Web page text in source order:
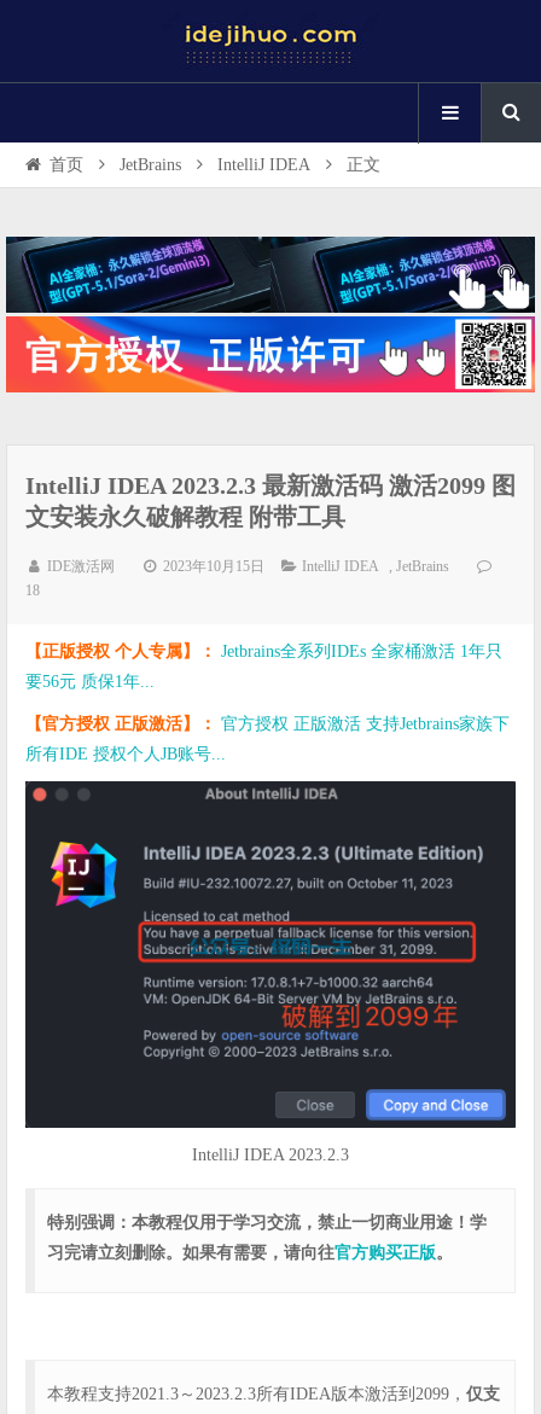
首页 JetBrains IntelliJ IDEA 正文
IntelliJ IDEA 2023.2.3 最新激活码 激活2099 图
文安装永久破解教程 附带工具
IDE激活网 2023年10月15日 IntelliJ IDEA ,JetBrains
18
【正版授权 个人专属】： Jetbrains全系列IDEs 全家桶激活 1年只
要56元 质保1年...
【官方授权 正版激活】： 官方授权 正版激活 支持Jetbrains家族下
所有IDE 授权个人JB账号...
IntelliJ IDEA 2023.2.3
特别强调：本教程仅用于学习交流，禁止一切商业用途！学
习完请立刻删除。如果有需要，请向往官方购买正版。
本教程支持2021.3～2023.2.3所有IDEA版本激活到2099， 仅支